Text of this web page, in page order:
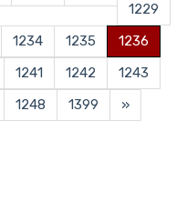
1229
1234 1235
1236
1241 1242
1243
1248 1399 »